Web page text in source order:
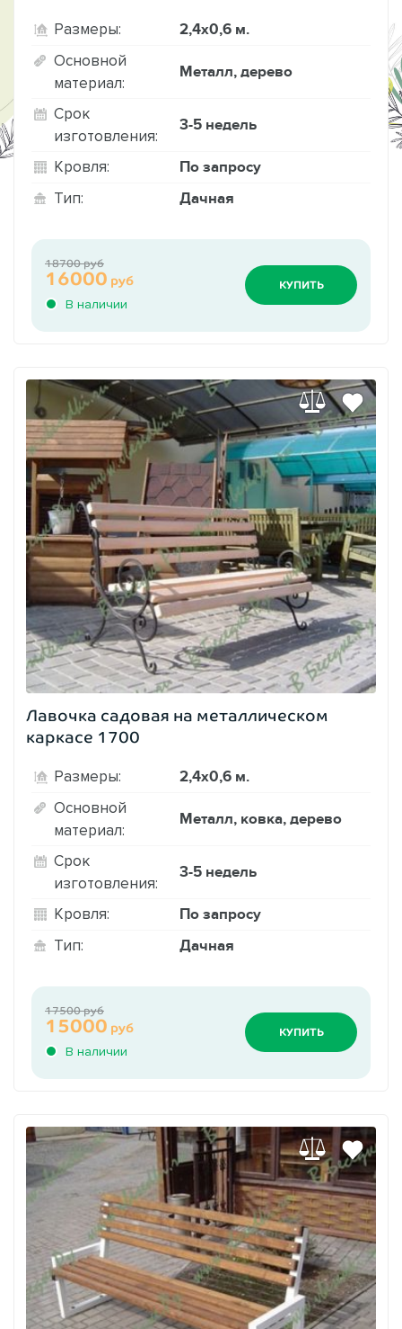
Размеры: 2,4х0,6 м.
Основной
материал:
Металл, дерево
Срок
изготовления:
3-5 недель
Кровля: По запросу
Тип: Дачная
В наличии
16000 руб
18700 руб
КУПИТЬ
Лавочка садовая на металлическом
каркасе 1700
Размеры: 2,4х0,6 м.
Основной
материал:
Металл, ковка, дерево
Срок
изготовления:
3-5 недель
Кровля: По запросу
Тип: Дачная
В наличии
15000 руб
17500 руб
КУПИТЬ